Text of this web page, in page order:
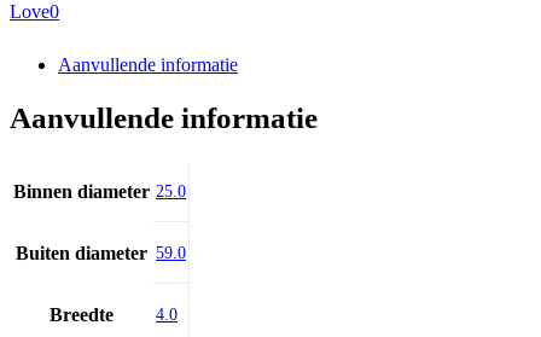
Love0
Aanvullende informatie
Aanvullende informatie
Binnen diameter 25.0
Buiten diameter 59.0
Breedte 4.0